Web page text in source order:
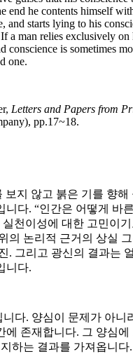
end he contents himself
and starts lying to his
a man relies exclusively on
conscience is sometimes
one.
Letters and Papers from
pp.17~18.
보지 않고 붉은 기를 향해
니다. “인간은 어떻게 바
실천이성에 대한 고민이
의 논리적 근거의 상실
. 그리고 광신의 결과는
니다.
다. 양심이 문제가 아니
에 존재합니다. 그 양심에
하는 결과를 가져옵니다